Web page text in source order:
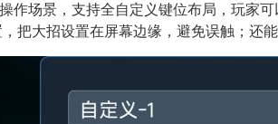
作场景，支持全自定义键位布局，玩家
把大招设置在屏幕边缘，避免误触；还